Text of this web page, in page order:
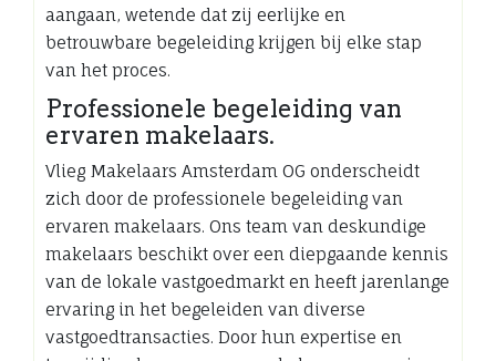
aangaan, wetende dat zij eerlijke en
betrouwbare begeleiding krijgen bij elke stap
van het proces.
Professionele begeleiding van
ervaren makelaars.
Vlieg Makelaars Amsterdam OG onderscheidt
zich door de professionele begeleiding van
ervaren makelaars. Ons team van deskundige
makelaars beschikt over een diepgaande kennis
van de lokale vastgoedmarkt en heeft jarenlange
ervaring in het begeleiden van diverse
vastgoedtransacties. Door hun expertise en